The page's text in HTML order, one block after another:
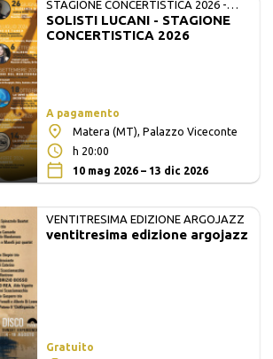
STAGIONE CONCERTISTICA 2026 -
MATE E SOLISTI LUCANI
SOLISTI LUCANI - STAGIONE
CONCERTISTICA 2026
A pagamento
Matera (MT), Palazzo Viceconte
h 20:00
10 mag 2026 – 13 dic 2026
VENTITRESIMA EDIZIONE ARGOJAZZ
ventitresima edizione argojazz
Gratuito